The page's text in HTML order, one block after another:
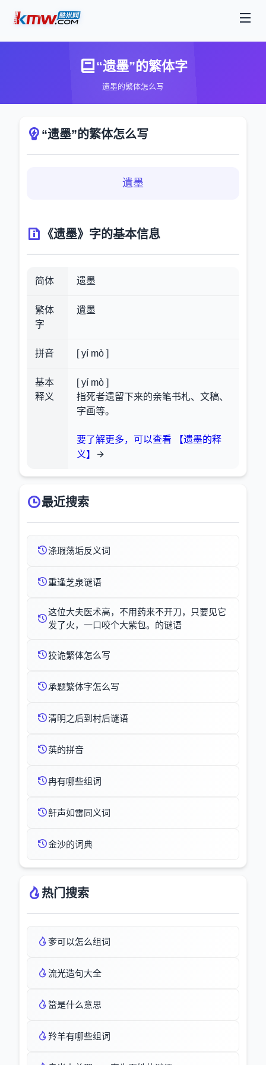
“遗墨”的繁体字
遗墨的繁体怎么写
“遗墨”的繁体怎么写
遺墨
《遗墨》字的基本信息
简体 遗墨
繁体
字
遺墨
拼音 [ yí mò ]
基本
释义
[ yí mò ]
指死者遗留下来的亲笔书札、文稿、
字画等。
要了解更多，可以查看 【遗墨的释
义】
最近搜索
涤瑕荡垢反义词
重逢芝泉谜语
这位大夫医术高，不用药来不开刀，只要见它
发了火，一口咬个大紫包。的谜语
狡诡繁体怎么写
承题繁体字怎么写
清明之后到村后谜语
葓的拼音
冉有哪些组词
鼾声如雷同义词
金沙的词典
热门搜索
奓可以怎么组词
流光造句大全
簹是什么意思
羚羊有哪些组词